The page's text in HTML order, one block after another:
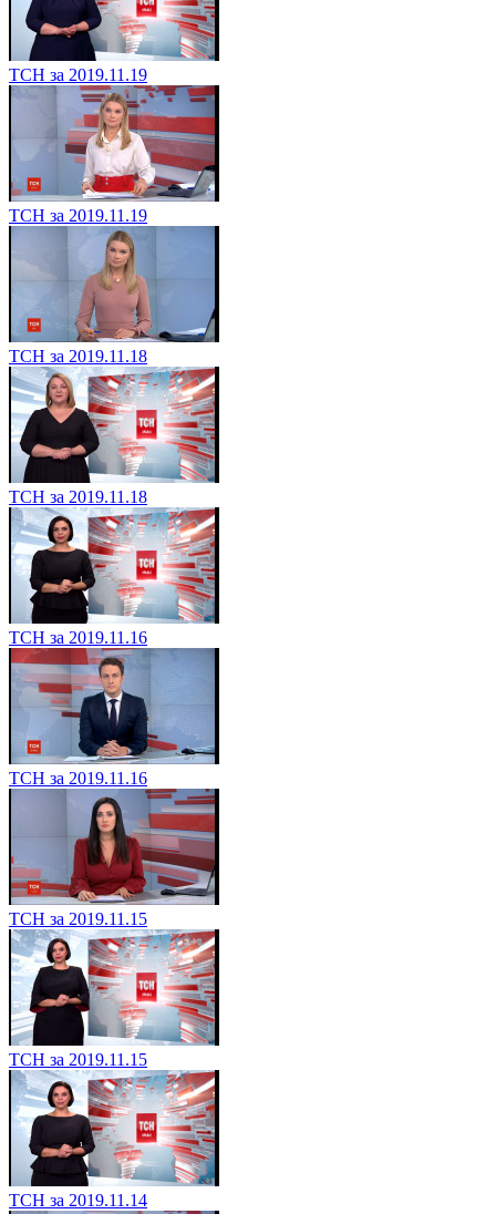
ТСН за 2019.11.19
ТСН за 2019.11.19
ТСН за 2019.11.18
ТСН за 2019.11.18
ТСН за 2019.11.16
ТСН за 2019.11.16
ТСН за 2019.11.15
ТСН за 2019.11.15
ТСН за 2019.11.14